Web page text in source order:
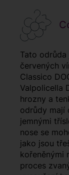
Tato odrůda
červených
Classico
Valpolicella
hrozny a
odrůdy mají
jemnými
nose se
jako jsou
kořeněnými
proces